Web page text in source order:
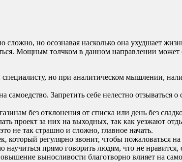
сложно, но осознавая насколько она ухудшает
Мощным толчком в данном направлении
но при аналитическом мышлении,
самоедство. Запретить себе нелестно отзываться
без отклонения от списка или день без
проект за них на выходных, так как уезжают
не так страшно и сложно, главное начать.
который регулярно звонит, чтобы пожаловаться
прямо говорить людям, что не нравится,
выносливости благотворно влияет на